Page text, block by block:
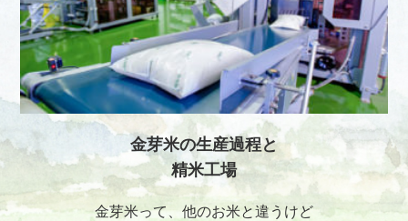
金芽米の生産過程と
精米工場
金芽米って、他のお米と違うけど